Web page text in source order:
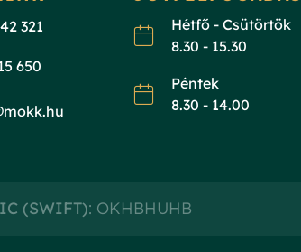
321
650
Hétfő - Csütörtök
8.30 - 15.30
Péntek
8.30 - 14.00
(SWIFT): OKHBHUHB